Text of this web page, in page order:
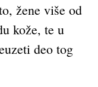
žene više od
kože, te u
deo tog